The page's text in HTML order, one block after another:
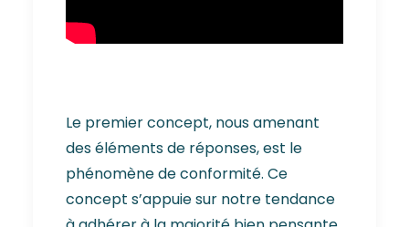
Le premier concept, nous amenant
des éléments de réponses, est le
phénomène de conformité. Ce
concept s’appuie sur notre tendance